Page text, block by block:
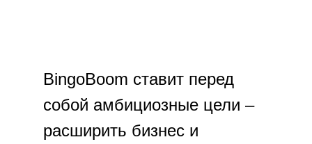
BingoBoom ставит перед
собой амбициозные цели –
расширить бизнес и